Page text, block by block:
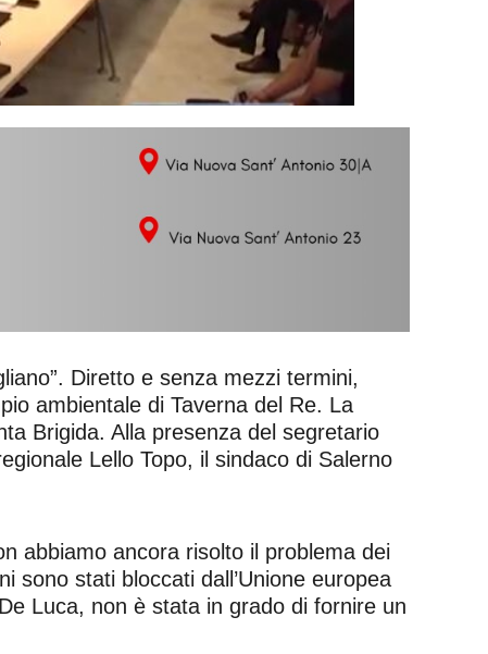
Diretto e senza mezzi termini,
ambientale di Taverna del Re. La
Brigida. Alla presenza del segretario
Lello Topo, il sindaco di Salerno
abbiamo ancora risolto il problema dei
sono stati bloccati dall’Unione europea
Luca, non è stata in grado di fornire un